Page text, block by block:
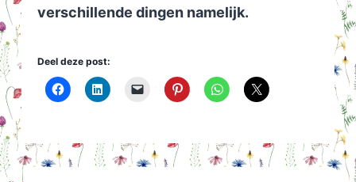
verschillende dingen namelijk.
Deel deze post: